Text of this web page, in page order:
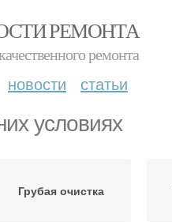
РЕМОНТА
ремонта
новости статьи
условиях
Грубая очистка